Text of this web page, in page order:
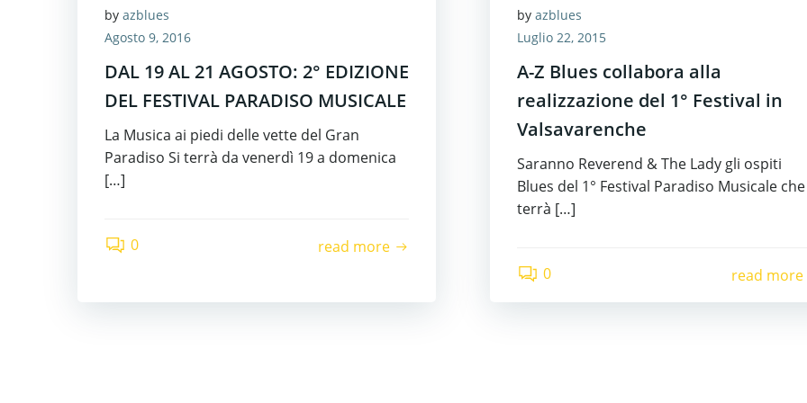
by azblues
Agosto 9, 2016
DAL 19 AL 21 AGOSTO: 2° EDIZIONE
DEL FESTIVAL PARADISO MUSICALE
La Musica ai piedi delle vette del Gran
Paradiso Si terrà da venerdì 19 a domenica
[…]
0 read more
byazblues
Luglio 22, 2015
A-Z Blues collabora alla
realizzazione del 1° Festival in
Valsavarenche
Saranno Reverend & The Lady gli ospiti
Blues del 1° Festival Paradiso Musicale
terrà […]
0 read more